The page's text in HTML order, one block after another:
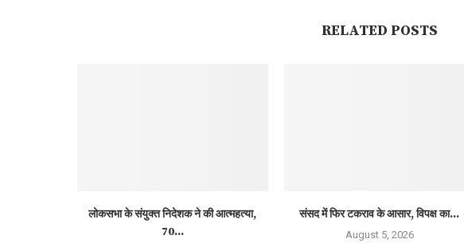
RELATED POSTS
लोकसभा के संयुक्त निदेशक ने की आत्महत्या,
70...
संसद में फिर टकराव के आसार, विपक्ष का...
August 5, 2026